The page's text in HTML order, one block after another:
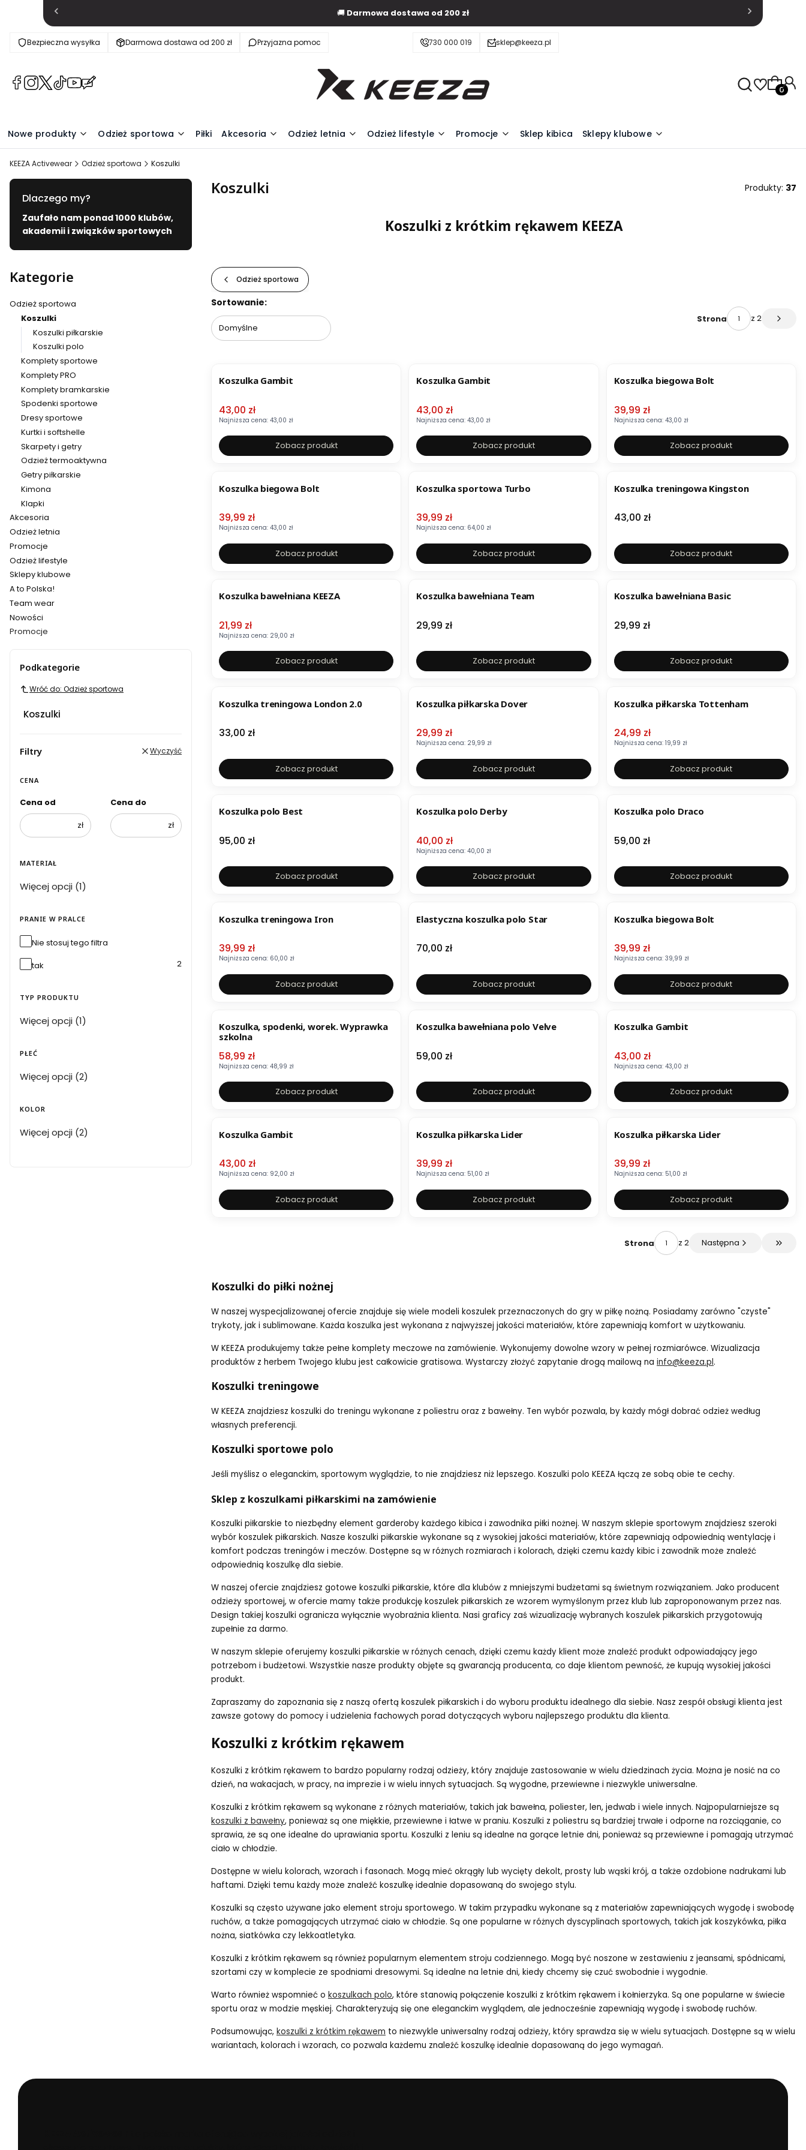
🚚 Darmowa dostawa od 200 zł
Bezpieczna wysyłka Darmowa dostawa od 200 zł Przyjazna pomoc 730 000 019 sklep@keeza.pl
(Otwiera
karcie)
(Otwiera
karcie)
(Otwiera
karcie)
(Otwiera
karcie)
(Otwiera
karcie)
(Otwiera
karcie)
Nowe produkty Odzież sportowa Piłki Akcesoria Odzież letnia Odzież lifestyle Promocje Sklep kibica Sklepy klubowe
KEEZA Activewear Odzież sportowa Koszulki
Dlaczego my?
Zaufało nam ponad 1000 klubów,
akademii i związków sportowych
Kategorie
Odzież sportowa
Koszulki
Koszulki piłkarskie
Koszulki polo
Komplety sportowe
Komplety PRO
Komplety bramkarskie
Spodenki sportowe
Dresy sportowe
Kurtki i softshelle
Skarpety i getry
Odzież termoaktywna
Getry piłkarskie
Kimona
Klapki
Akcesoria
Odzież letnia
Promocje
Odzież lifestyle
Sklepy klubowe
A to Polska!
Team wear
Nowości
Promocje
Podkategorie
Wróć do: Odzież sportowa
Koszulki
Filtry Wyczyść
CENA
Cena od
zł
Cena do
zł
MATERIAŁ
Materiał
Więcej opcji (1)
PRANIE W PRALCE
Nie stosuj tego filtra
tak
2
TYP PRODUKTU
Typ produktu
Więcej opcji (1)
PŁEĆ
Płeć
Więcej opcji (2)
KOLOR
Kolor
Więcej opcji (2)
Koszulki Produkty: 37
Koszulki z krótkim rękawem KEEZA
Odzież sportowa
Lista produktów
Sortowanie:
Domyślne
Strona z 2
Koszulka Gambit
Cena promocyjna
43,00 zł
Najniższa cena: 43,00 zł
Zobacz produkt
Koszulka Gambit
Cena promocyjna
43,00 zł
Najniższa cena: 43,00 zł
Zobacz produkt
Koszulka biegowa Bolt
Cena promocyjna
39,99 zł
Najniższa cena: 43,00 zł
Zobacz produkt
Koszulka biegowa Bolt
Cena promocyjna
39,99 zł
Najniższa cena: 43,00 zł
Zobacz produkt
Koszulka sportowa Turbo
Cena promocyjna
39,99 zł
Najniższa cena: 64,00 zł
Zobacz produkt
Koszulka treningowa Kingston
Cena
43,00 zł
Zobacz produkt
Koszulka bawełniana KEEZA
Cena promocyjna
21,99 zł
Najniższa cena: 29,00 zł
Zobacz produkt
Koszulka bawełniana Team
Cena
29,99 zł
Zobacz produkt
Koszulka bawełniana Basic
Cena
29,99 zł
Zobacz produkt
Koszulka treningowa London 2.0
Cena
33,00 zł
Zobacz produkt
Koszulka piłkarska Dover
Cena promocyjna
29,99 zł
Najniższa cena: 29,99 zł
Zobacz produkt
Koszulka piłkarska Tottenham
Cena promocyjna
24,99 zł
Najniższa cena: 19,99 zł
Zobacz produkt
Koszulka polo Best
Cena
95,00 zł
Zobacz produkt
Koszulka polo Derby
Cena promocyjna
40,00 zł
Najniższa cena: 40,00 zł
Zobacz produkt
Koszulka polo Draco
Cena
59,00 zł
Zobacz produkt
Koszulka treningowa Iron
Cena promocyjna
39,99 zł
Najniższa cena: 60,00 zł
Zobacz produkt
Elastyczna koszulka polo Star
Cena
70,00 zł
Zobacz produkt
Koszulka biegowa Bolt
Cena promocyjna
39,99 zł
Najniższa cena: 39,99 zł
Zobacz produkt
Koszulka, spodenki, worek. Wyprawka
szkolna
Cena promocyjna
58,99 zł
Najniższa cena: 48,99 zł
Zobacz produkt
Koszulka bawełniana polo Velve
Cena
59,00 zł
Zobacz produkt
Koszulka Gambit
Cena promocyjna
43,00 zł
Najniższa cena: 43,00 zł
Zobacz produkt
Koszulka Gambit
Cena promocyjna
43,00 zł
Najniższa cena: 92,00 zł
Zobacz produkt
Koszulka piłkarska Lider
Cena promocyjna
39,99 zł
Najniższa cena: 51,00 zł
Zobacz produkt
Koszulka piłkarska Lider
Cena promocyjna
39,99 zł
Najniższa cena: 51,00 zł
Zobacz produkt
Strona z 2 Następna
Koszulki do piłki nożnej
W naszej wyspecjalizowanej ofercie znajduje się wiele modeli koszulek przeznaczonych do gry w piłkę nożną. Posiadamy zarówno "czyste"
trykoty, jak i sublimowane. Każda koszulka jest wykonana z najwyższej jakości materiałów, które zapewniają komfort w użytkowaniu.
W KEEZA produkujemy także pełne komplety meczowe na zamówienie. Wykonujemy dowolne wzory w pełnej rozmiarówce. Wizualizacja
produktów z herbem Twojego klubu jest całkowicie gratisowa. Wystarczy złożyć zapytanie drogą mailową na info@keeza.pl.
Koszulki treningowe
W KEEZA znajdziesz koszulki do treningu wykonane z poliestru oraz z bawełny. Ten wybór pozwala, by każdy mógł dobrać odzież według
własnych preferencji.
Koszulki sportowe polo
Jeśli myślisz o eleganckim, sportowym wyglądzie, to nie znajdziesz niż lepszego. Koszulki polo KEEZA łączą ze sobą obie te cechy.
Sklep z koszulkami piłkarskimi na zamówienie
Koszulki piłkarskie to niezbędny element garderoby każdego kibica i zawodnika piłki nożnej. W naszym sklepie sportowym znajdziesz szeroki
wybór koszulek piłkarskich. Nasze koszulki piłkarskie wykonane są z wysokiej jakości materiałów, które zapewniają odpowiednią wentylację i
komfort podczas treningów i meczów. Dostępne są w różnych rozmiarach i kolorach, dzięki czemu każdy kibic i zawodnik może znaleźć
odpowiednią koszulkę dla siebie.
W naszej ofercie znajdziesz gotowe koszulki piłkarskie, które dla klubów z mniejszymi budżetami są świetnym rozwiązaniem. Jako producent
odzieży sportowej, w ofercie mamy także produkcję koszulek piłkarskich ze wzorem wymyślonym przez klub lub zaproponowanym przez nas.
Design takiej koszulki ogranicza wyłącznie wyobraźnia klienta. Nasi graficy zaś wizualizację wybranych koszulek piłkarskich przygotowują
zupełnie za darmo.
W naszym sklepie oferujemy koszulki piłkarskie w różnych cenach, dzięki czemu każdy klient może znaleźć produkt odpowiadający jego
potrzebom i budżetowi. Wszystkie nasze produkty objęte są gwarancją producenta, co daje klientom pewność, że kupują wysokiej jakości
produkt.
Zapraszamy do zapoznania się z naszą ofertą koszulek piłkarskich i do wyboru produktu idealnego dla siebie. Nasz zespół obsługi klienta jest
zawsze gotowy do pomocy i udzielenia fachowych porad dotyczących wyboru najlepszego produktu dla klienta.
Koszulki z krótkim rękawem
Koszulki z krótkim rękawem to bardzo popularny rodzaj odzieży, który znajduje zastosowanie w wielu dziedzinach życia. Można je nosić na co
dzień, na wakacjach, w pracy, na imprezie i w wielu innych sytuacjach. Są wygodne, przewiewne i niezwykle uniwersalne.
Koszulki z krótkim rękawem są wykonane z różnych materiałów, takich jak bawełna, poliester, len, jedwab i wiele innych. Najpopularniejsze są
koszulki z bawełny, ponieważ są one miękkie, przewiewne i łatwe w praniu. Koszulki z poliestru są bardziej trwałe i odporne na rozciąganie, co
sprawia, że są one idealne do uprawiania sportu. Koszulki z leniu są idealne na gorące letnie dni, ponieważ są przewiewne i pomagają utrzymać
ciało w chłodzie.
Dostępne w wielu kolorach, wzorach i fasonach. Mogą mieć okrągły lub wycięty dekolt, prosty lub wąski krój, a także ozdobione nadrukami lub
haftami. Dzięki temu każdy może znaleźć koszulkę idealnie dopasowaną do swojego stylu.
Koszulki są często używane jako element stroju sportowego. W takim przypadku wykonane są z materiałów zapewniających wygodę i swobodę
ruchów, a także pomagających utrzymać ciało w chłodzie. Są one popularne w różnych dyscyplinach sportowych, takich jak koszykówka, piłka
nożna, siatkówka czy lekkoatletyka.
Koszulki z krótkim rękawem są również popularnym elementem stroju codziennego. Mogą być noszone w zestawieniu z jeansami, spódnicami,
szortami czy w komplecie ze spodniami dresowymi. Są idealne na letnie dni, kiedy chcemy się czuć swobodnie i wygodnie.
Warto również wspomnieć o koszulkach polo, które stanowią połączenie koszulki z krótkim rękawem i kołnierzyka. Są one popularne w świecie
sportu oraz w modzie męskiej. Charakteryzują się one eleganckim wyglądem, ale jednocześnie zapewniają wygodę i swobodę ruchów.
Podsumowując, koszulki z krótkim rękawem to niezwykle uniwersalny rodzaj odzieży, który sprawdza się w wielu sytuacjach. Dostępne są w wielu
wariantach, kolorach i wzorach, co pozwala każdemu znaleźć koszulkę idealnie dopasowaną do jego wymagań.